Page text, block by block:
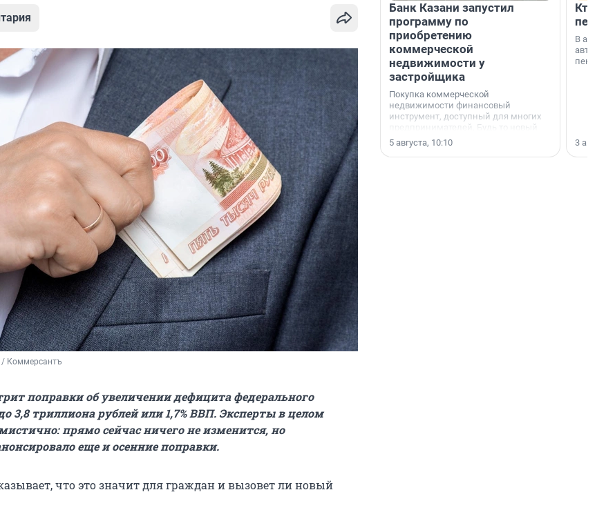
/ Коммерсантъ
поправки об увеличении дефицита федерального
3,8 триллиона рублей или 1,7% ВВП. Эксперты в целом
прямо сейчас ничего не изменится, но
еще и осенние поправки.
что это значит для граждан и вызовет ли новый
Банк Казани запустил
программу по
приобретению
коммерческой
недвижимости у
застройщика
Покупка коммерческой
недвижимости финансовый
инструмент, доступный для многих
предпринимателей. Будь то новый
офис, склад, торговое помещение
или готовый арендный бизнес —
успех сделки зависит от правильного
5 августа, 10:10
Кто
В
пенсии.
3